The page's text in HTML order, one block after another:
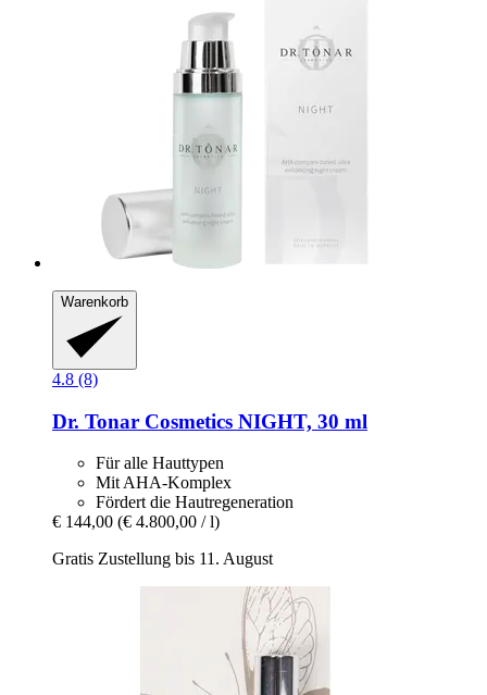
Warenkorb
4.8 (8)
Dr. Tonar Cosmetics NIGHT, 30 ml
Für alle Hauttypen
Mit AHA-Komplex
Fördert die Hautregeneration
€ 144,00 (€ 4.800,00 / l)
Gratis Zustellung bis 11. August